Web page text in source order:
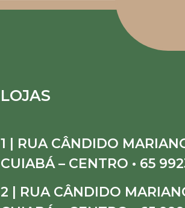
LOJAS
1 | RUA CÂNDIDO
CUIABÁ – CENTRO • 65
2 | RUA CÂNDIDO